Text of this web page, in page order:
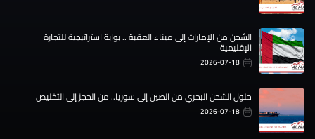
الشحن من الإمارات إلى ميناء العقبة .. بوابة استراتيجية للتجارة
الإقليمية
2026-07-18
حلول الشحن البحري من الصين إلى سوريا.. من الحجز إلى التخليص
2026-07-18